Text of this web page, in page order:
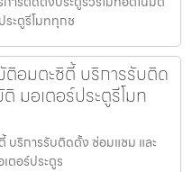
ระตูรีโมททุกช
ติอมตะซิตี้ บริการรับติด
มอเตอร์ประตูรีโมท
บริการรับติดตั้ง ซ่อมแซม และ
ตอร์ประตูร